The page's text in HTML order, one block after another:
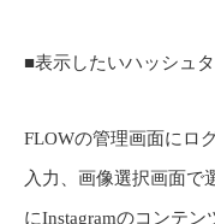
■表示したいハッシュ
FLOWの管理画面にロ
入力、画像選択画面で
にInstagramのコンテ